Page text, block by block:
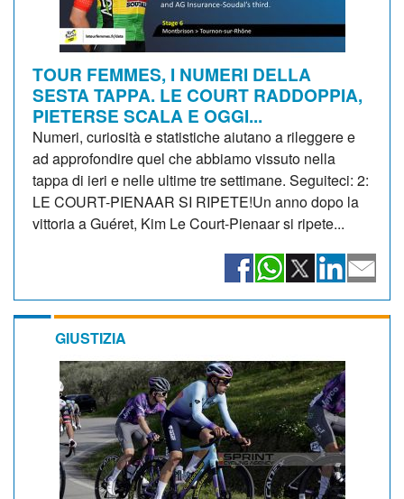
TOUR FEMMES, I NUMERI DELLA
SESTA TAPPA. LE COURT RADDOPPIA,
PIETERSE SCALA E OGGI...
Numeri, curiosità e statistiche aiutano a rileggere e
ad approfondire quel che abbiamo vissuto nella
tappa di ieri e nelle ultime tre settimane. Seguiteci: 2:
LE COURT-PIENAAR SI RIPETE!Un anno dopo la
vittoria a Guéret, Kim Le Court-Pienaar si ripete...
GIUSTIZIA